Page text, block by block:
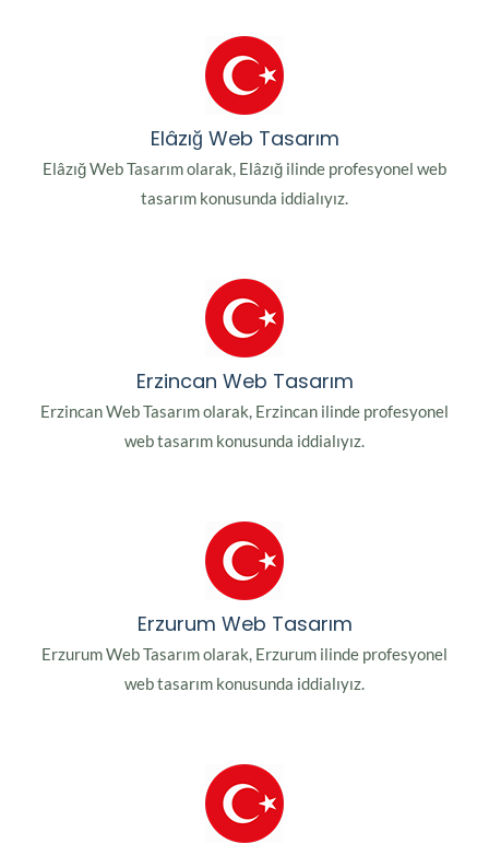
Elâzığ Web Tasarım
Elâzığ Web Tasarım olarak, Elâzığ ilinde profesyonel web
tasarım konusunda iddialıyız.
Erzincan Web Tasarım
Erzincan Web Tasarım olarak, Erzincan ilinde profesyonel
web tasarım konusunda iddialıyız.
Erzurum Web Tasarım
Erzurum Web Tasarım olarak, Erzurum ilinde profesyonel
web tasarım konusunda iddialıyız.